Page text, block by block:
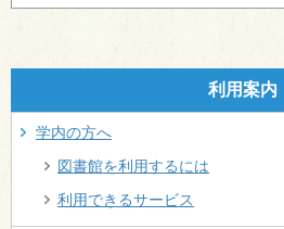
利用案内
学内の方へ
図書館を利用するには
利用できるサービス